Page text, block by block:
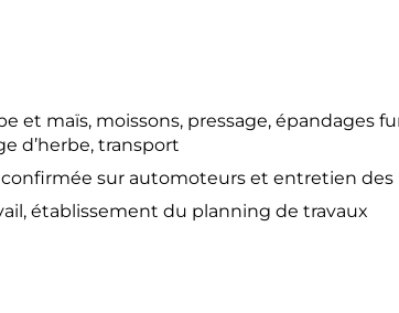
et maïs, moissons, pressage, épandages
d’herbe, transport
sur automoteurs et entretien des
établissement du planning de travaux